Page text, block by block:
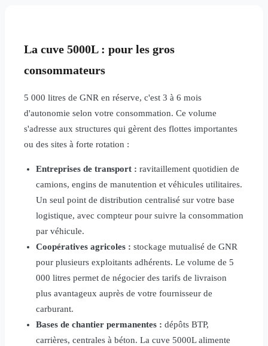
La cuve 5000L : pour les gros
consommateurs
5 000 litres de GNR en réserve, c'est 3 à 6 mois
d'autonomie selon votre consommation. Ce volume
s'adresse aux structures qui gèrent des flottes importantes
ou des sites à forte rotation :
Entreprises de transport : ravitaillement quotidien de
camions, engins de manutention et véhicules utilitaires.
Un seul point de distribution centralisé sur votre base
logistique, avec compteur pour suivre la consommation
par véhicule.
Coopératives agricoles : stockage mutualisé de GNR
pour plusieurs exploitants adhérents. Le volume de 5
000 litres permet de négocier des tarifs de livraison
plus avantageux auprès de votre fournisseur de
carburant.
Bases de chantier permanentes : dépôts BTP,
carrières, centrales à béton. La cuve 5000L alimente